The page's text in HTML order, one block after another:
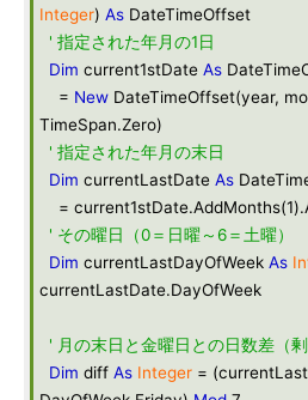
Integer) As DateTimeOffset
' 指定された年月の1日
Dim current1stDate As
= New DateTimeOffset(year,
TimeSpan.Zero)
' 指定された年月の末日
Dim currentLastDate As
=
' その曜日（0＝日曜～6＝土曜）
Dim currentLastDayOfWeek As
currentLastDate.DayOfWeek
' 月の末日と金曜日との日数差（剰
Dim diff As Integer =